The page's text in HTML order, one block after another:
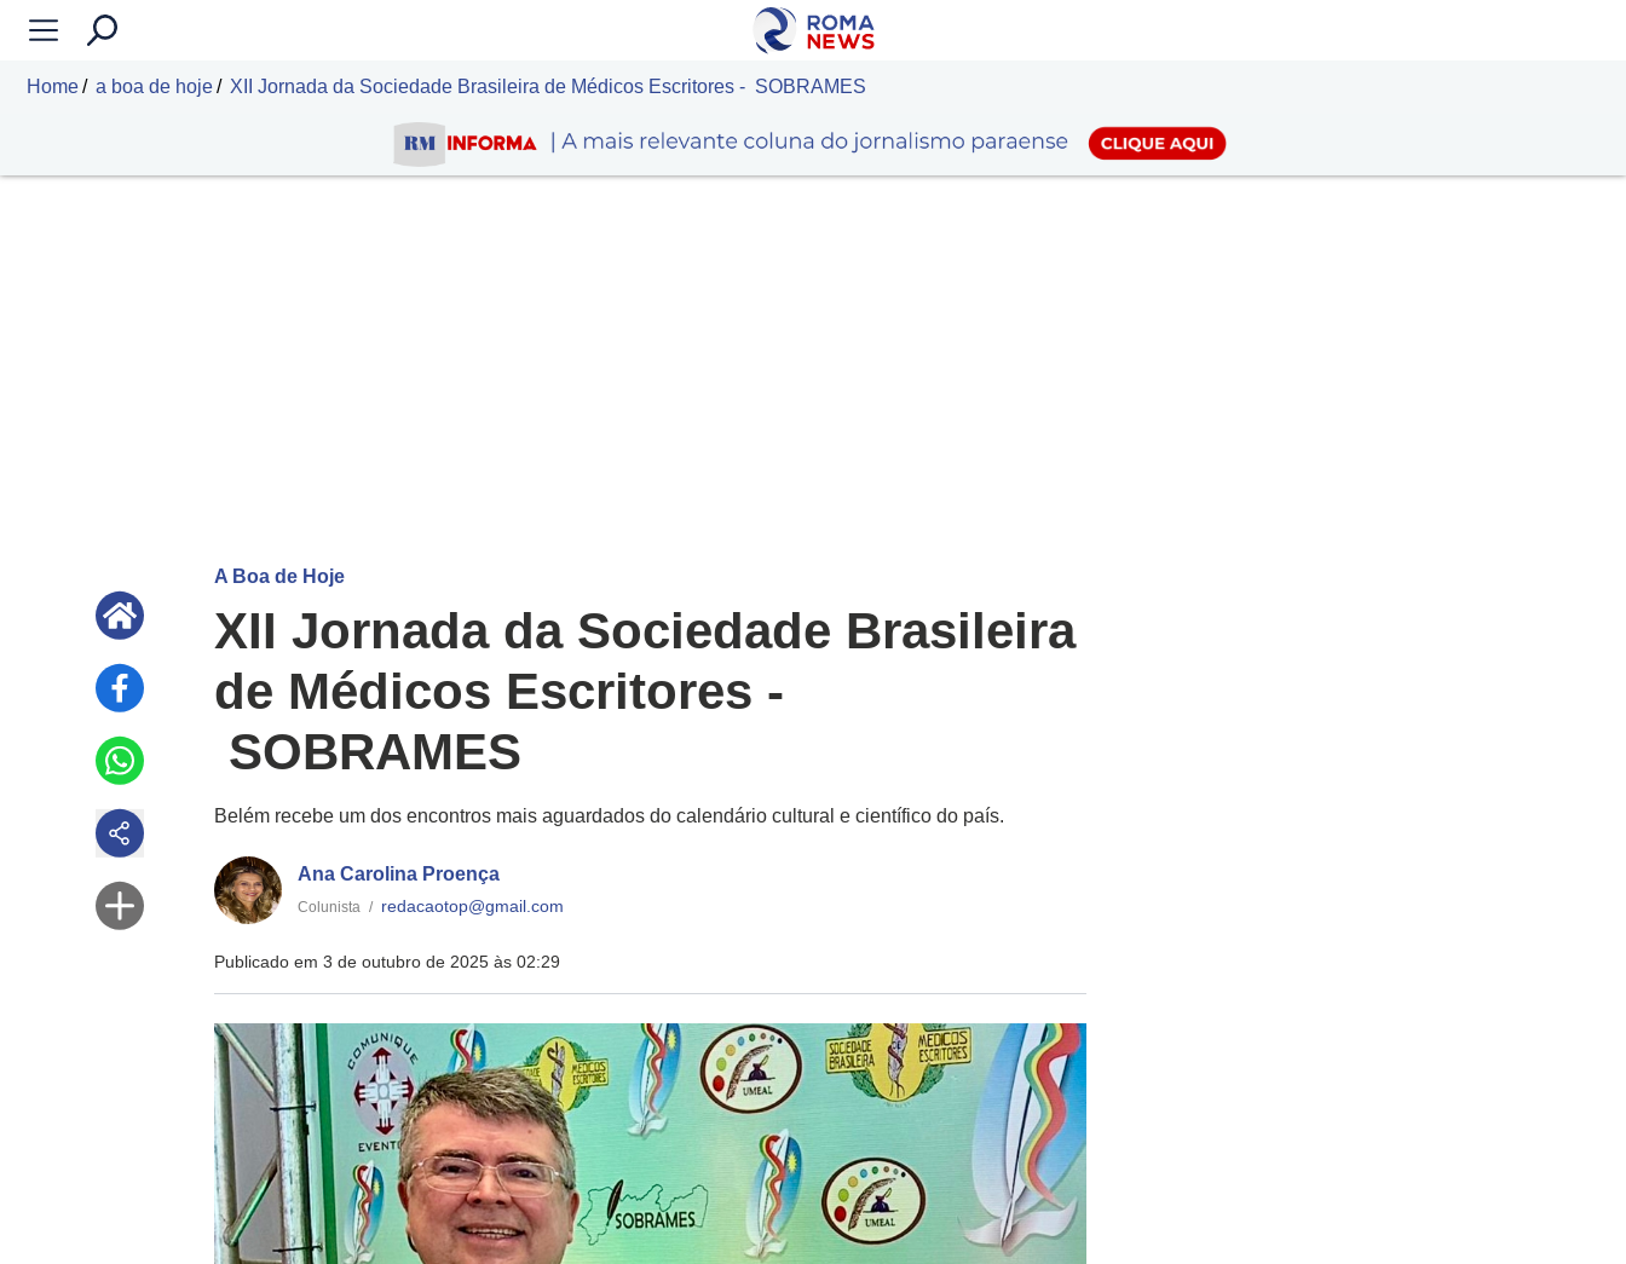
Home a boa de hoje XII Jornada da Sociedade Brasileira de Médicos Escritores - SOBRAMES
A Boa de Hoje
XII Jornada da Sociedade Brasileira
de Médicos Escritores -
SOBRAMES
Belém recebe um dos encontros mais aguardados do calendário cultural e científico do país.
Ana Carolina Proença
Colunista / redacaotop@gmail.com
Publicado em 3 de outubro de 2025 às 02:29